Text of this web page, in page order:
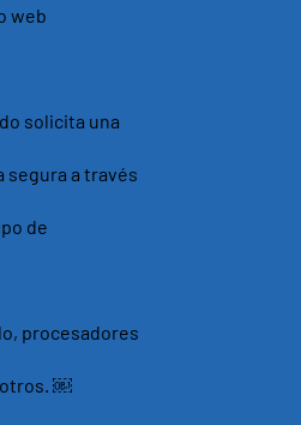
web
solicita una
a través
de
procesadores
otros. ￼